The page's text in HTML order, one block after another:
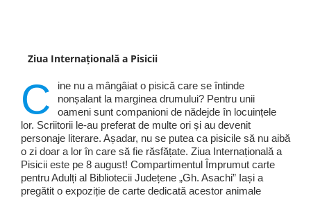
Ziua Internațională a Pisicii
C
ine nu a mângâiat o pisică care se întinde
nonșalant la marginea drumului? Pentru unii
oameni sunt companioni de nădejde în locuințele
lor. Scriitorii le-au preferat de multe ori și au devenit
personaje literare. Așadar, nu se putea ca pisicile să nu aibă
o zi doar a lor în care să fie răsfățate. Ziua Internațională a
Pisicii este pe 8 august! Compartimentul Împrumut carte
pentru Adulți al Bibliotecii Județene „Gh. Asachi” Iași a
pregătit o expoziție de carte dedicată acestor animale